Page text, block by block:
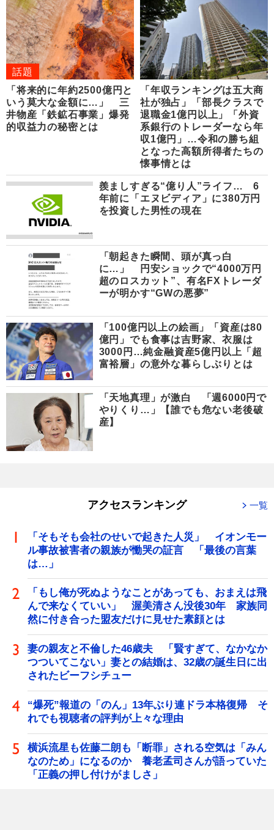
話題
「将来的に年約2500億円と
いう莫大な金額に…」 三
井物産「鉄鉱石事業」爆発
的収益力の秘密とは
「年収ランキングは五大商
社が独占」「部長クラスで
退職金1億円以上」「外資
系銀行のトレーダーなら年
収1億円」…令和の勝ち組
となった高額所得者たちの
懐事情とは
羨ましすぎる“億り人”ライフ… 6
年前に「エヌビディア」に380万円
を投資した男性の現在
「朝起きた瞬間、頭が真っ白
に…」 円安ショックで“4000万円
超のロスカット”、有名FXトレーダ
ーが明かす“GWの悪夢”
「100億円以上の絵画」「資産は80
億円」でも食事は吉野家、衣服は
3000円…純金融資産5億円以上「超
富裕層」の意外な暮らしぶりとは
「天地真理」が激白 「週6000円で
やりくり…」【誰でも危ない老後破
産】
アクセスランキング 一覧
「そもそも会社のせいで起きた人災」 イオンモー
ル事故被害者の親族が慟哭の証言 「最後の言葉
は…」
「もし俺が死ぬようなことがあっても、おまえは飛
んで来なくていい」 渥美清さん没後30年 家族同
然に付き合った盟友だけに見せた素顔とは
妻の親友と不倫した46歳夫 「賢すぎて、なかなか
つついてこない」妻との結婚は、32歳の誕生日に出
されたビーフシチュー
“爆死”報道の「のん」13年ぶり連ドラ本格復帰 そ
れでも視聴者の評判が上々な理由
横浜流星も佐藤二朗も「断罪」される空気は「みん
なのため」になるのか 養老孟司さんが語っていた
「正義の押し付けがましさ」